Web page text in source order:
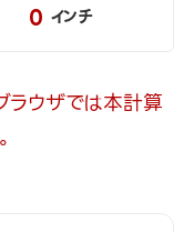
0 インチ
ウザでは本計算